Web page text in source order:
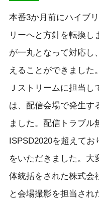
本番3か月前にハイブ
リーへと方針を転換
が一丸となって対応し
えることができました。
Ｊストリームに担当
は、配信会場で発生す
ました。配信トラブル
ISPSD2020を超えて
をいただきました。大
体統括をされた株式会
と会場撮影を担当され